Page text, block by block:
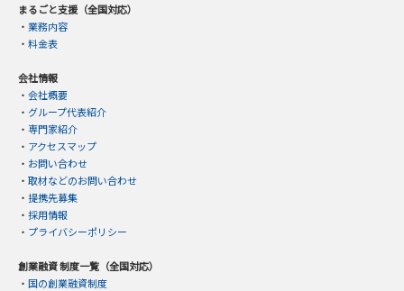
まるごと支援（全国対応）
・ 業務内容
・ 料金表
会社情報
・ 会社概要
・ グループ代表紹介
・ 専門家紹介
・ アクセスマップ
・ お問い合わせ
・ 取材などのお問い合わせ
・ 提携先募集
・ 採用情報
・ プライバシーポリシー
創業融資 制度一覧（全国対応）
・ 国の創業融資制度